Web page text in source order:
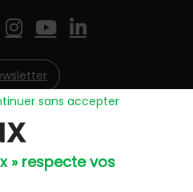
» respecte vos
sans accepter
Instagram
YouTube
LinkedIn
de Ville
- 92220 Bagneux
31 60 00